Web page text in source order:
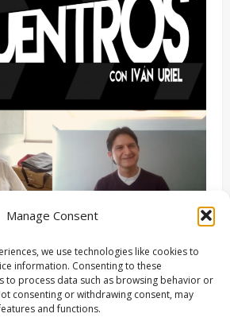
Manage Consent
we use technologies like cookies to
information. Consenting to these
to process data such as browsing behavior or
consenting or withdrawing consent, may
and functions.
IVÁN URIEL T3E22: JUAN PATRICIO
5 mayo, 2026